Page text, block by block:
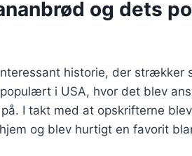
og dets
historie, der strækker
i USA, hvor det blev
I takt med at opskrifterne
og blev hurtigt en favorit